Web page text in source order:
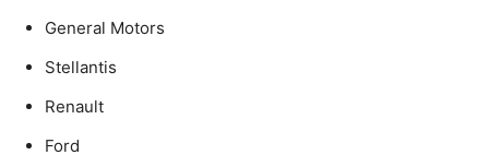
General Motors
Stellantis
Renault
Ford